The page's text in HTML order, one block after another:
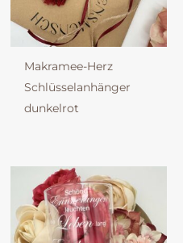
Makramee-Herz
Schlüsselanhänger
dunkelrot